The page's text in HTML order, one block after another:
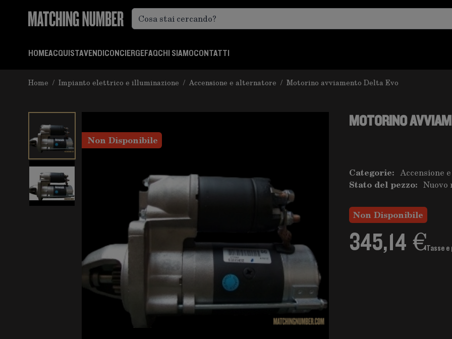
HOMEACQUISTAVENDICONCIERGEFAQCHI SIAMOCONTATTI
Home / Impianto elettrico e illuminazione / Accensione e alternatore / Motorino avviamento Delta Evo
MOTORINO
Non Disponibile
Categorie: Accensione
Stato del pezzo:
Non Disponibile
345,14 €Tasse